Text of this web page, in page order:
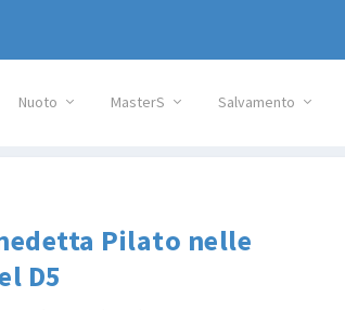
Nuoto MasterS Salvamento
Pilato nelle
D5